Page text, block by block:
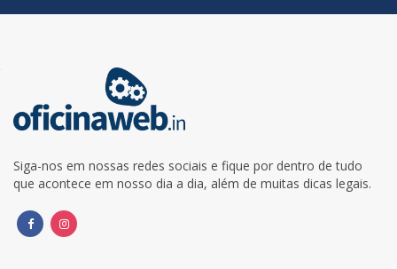
Siga-nos em nossas redes sociais e fique por dentro de tudo
que acontece em nosso dia a dia, além de muitas dicas legais.